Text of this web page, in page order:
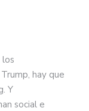
hay que
Y
social e